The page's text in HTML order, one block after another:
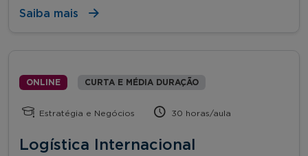
Saiba mais
ONLINE CURTA E MÉDIA DURAÇÃO
Estratégia e Negócios 30 horas/aula
Logística Internacional